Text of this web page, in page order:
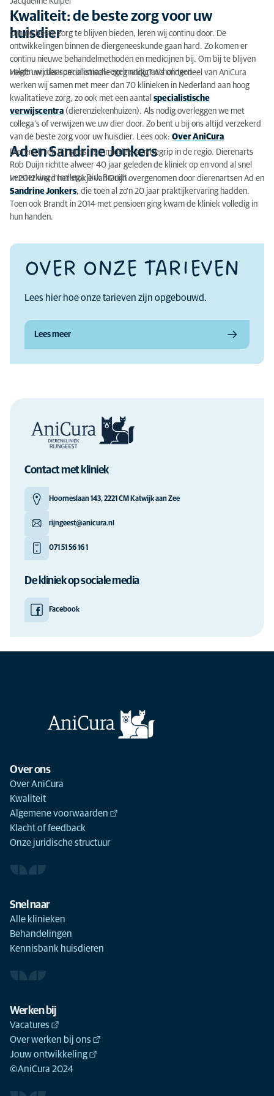
Kwaliteit: de beste zorg voor uw
huisdier
Om de beste zorg te blijven bieden, leren wij continu door. De
ontwikkelingen binnen de diergeneeskunde gaan hard. Zo komen er
continu nieuwe behandelmethoden en medicijnen bij. Om bij te blijven
volgen wij daarom allemaal regelmatig nascholingen.
Heeft uw dier specialistische zorg nodig? Als onderdeel van AniCura
werken wij samen met meer dan 70 klinieken in Nederland aan hoog
kwalitatieve zorg, zo ook met een aantal specialistische
verwijscentra (dierenziekenhuizen). Als nodig overleggen we met
collega’s of verwijzen we uw dier door. Zo bent u bij ons altijd verzekerd
van de beste zorg voor uw huisdier. Lees ook: Over AniCura
Ad en Sandrine Jonkers
Dierenkliniek Rijngeest is inmiddels een begrip in de regio. Dierenarts
Rob Duijn richtte alweer 40 jaar geleden de kliniek op en vond al snel
versterking in collega Dirk Brandt.
In 2012 werd het stokje van Duijn overgenomen door dierenartsen Ad en
Sandrine Jonkers, die toen al zo'n 20 jaar praktijkervaring hadden.
Toen ook Brandt in 2014 met pensioen ging kwam de kliniek volledig in
hun handen.
OVER ONZE TARIEVEN
Lees hier hoe onze tarieven zijn opgebouwd.
Lees meer
Contact met kliniek
Hoorneslaan 143, 2221 CM Katwijk aan Zee
rijngeest@anicura.nl
071 51 56 16 1
De kliniek op sociale media
Facebook
Over ons
Over AniCura
Kwaliteit
Algemene voorwaarden
Klacht of feedback
Onze juridische structuur
Snel naar
Alle klinieken
Behandelingen
Kennisbank huisdieren
Werken bij
Vacatures
Over werken bij ons
Jouw ontwikkeling
©AniCura 2024